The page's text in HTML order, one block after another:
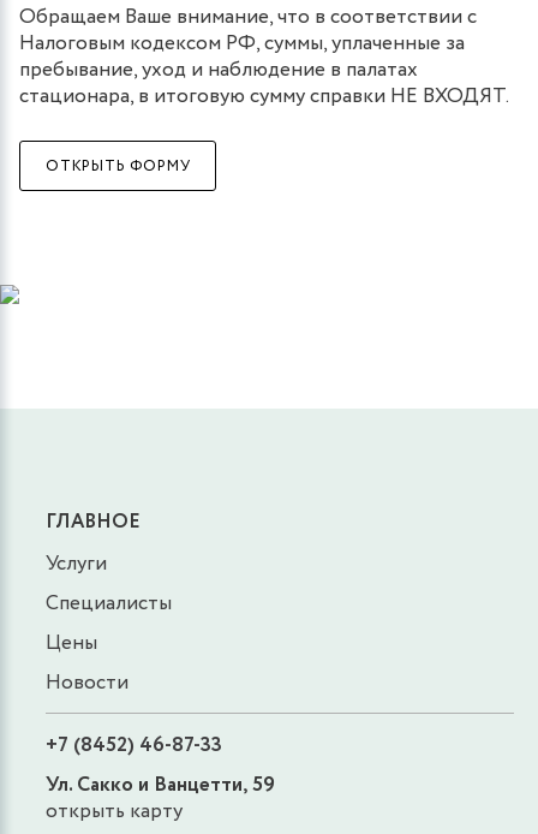
Обращаем Ваше внимание, что в соответствии с
Налоговым кодексом РФ, суммы, уплаченные за
пребывание, уход и наблюдение в палатах
стационара, в итоговую сумму справки НЕ ВХОДЯТ.
ОТКРЫТЬ ФОРМУ
ГЛАВНОЕ
Услуги
Специалисты
Цены
Новости
+7 (8452) 46-87-33
Ул. Сакко и Ванцетти, 59
открыть карту